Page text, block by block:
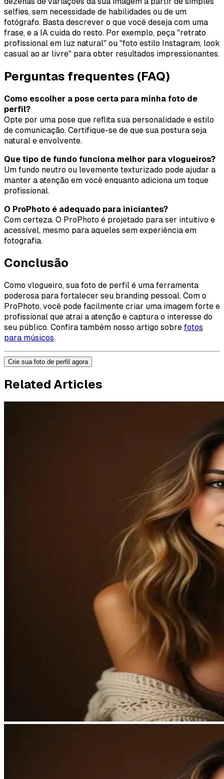
selfies, sem necessidade de habilidades ou de um
fotógrafo. Basta descrever o que você deseja com uma
frase, e a IA cuida do resto. Por exemplo, peça "retrato
profissional em luz natural" ou "foto estilo Instagram, look
casual ao ar livre" para obter resultados impressionantes.
Perguntas frequentes (FAQ)
Como escolher a pose certa para minha foto de
perfil?
Opte por uma pose que reflita sua personalidade e estilo
de comunicação. Certifique-se de que sua postura seja
natural e envolvente.
Que tipo de fundo funciona melhor para vlogueiros?
Um fundo neutro ou levemente texturizado pode ajudar a
manter a atenção em você enquanto adiciona um toque
profissional.
O ProPhoto é adequado para iniciantes?
Com certeza. O ProPhoto é projetado para ser intuitivo e
acessível, mesmo para aqueles sem experiência em
fotografia.
Conclusão
Como vlogueiro, sua foto de perfil é uma ferramenta
poderosa para fortalecer seu branding pessoal. Com o
ProPhoto, você pode facilmente criar uma imagem forte e
profissional que atrai a atenção e captura o interesse do
seu público. Confira também nosso artigo sobre fotos
para músicos.
Crie sua foto de perfil agora
Related Articles